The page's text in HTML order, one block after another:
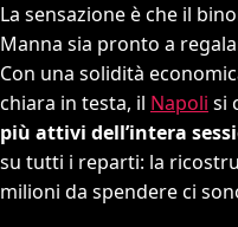
La sensazione è che il
Manna sia pronto a
Con una solidità
chiara in testa, il Napoli si
più attivi dell’intera
su tutti i reparti: la
milioni da spendere ci